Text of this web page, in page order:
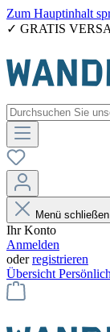
Zum Hauptinhalt
✓ GRATIS
Menü schließen
Ihr Konto
Anmelden
oderregistrieren
Übersicht